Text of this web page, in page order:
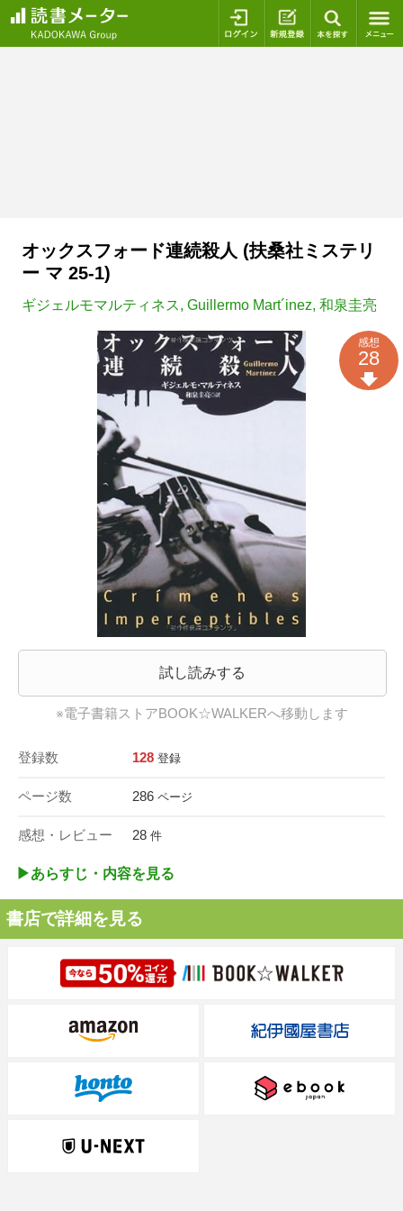
ログイン 新規登録
オックスフォード連続殺人 (扶桑社ミステリ
ー マ 25-1)
ギジェルモマルティネス, Guillermo Mart´inez, 和泉圭亮
試し読みする
※電子書籍ストアBOOK☆WALKERへ移動します
登録数 128 登録
ページ数 286 ページ
感想・レビュー 28 件
感想
28
▶︎あらすじ・内容を見る
書店で詳細を見る